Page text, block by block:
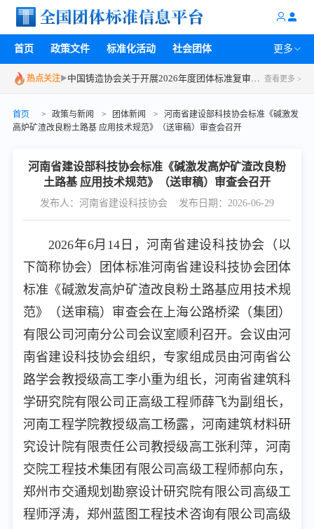
首页 政策文件 标准化活动 社会团体 更多
热点关注▶
关于召开2026年第一批团体标准立项评审会的通知
中国铸造协会关于开展2026年度团体标准复审工作的通知
湖南省信用管理协会关于召开第一次《商业特许经营企业信用评价规范》团体标准技术评审会的通知
中国汽车工程学会会议预告 | 关于召开汽车数据流通团体标准建设研讨会的通知
查看更多 >
首页 > 政策与新闻 > 团体新闻 >
河南省建设部科技协会标准《碱激发
高炉矿渣改良粉土路基 应用技术规范》（送审稿）审查会召开
河南省建设部科技协会标准《碱激发高炉矿渣改良粉
土路基 应用技术规范》（送审稿）审查会召开
发布人：河南省建设科技协会 发布日期：2026-06-29
2026年6月14日，河南省建设科技协会（以
下简称协会）团体标准河南省建设科技协会团体
标准《碱激发高炉矿渣改良粉土路基应用技术规
范》（送审稿）审查会在上海公路桥梁（集团）
有限公司河南分公司会议室顺利召开。会议由河
南省建设科技协会组织，专家组成员由河南省公
路学会教授级高工李小重为组长，河南省建筑科
学研究院有限公司正高级工程师薛飞为副组长，
河南工程学院教授级高工杨露，河南建筑材料研
究设计院有限责任公司教授级高工张利萍，河南
交院工程技术集团有限公司高级工程师郝向东，
郑州市交通规划勘察设计研究院有限公司高级工
程师浮涛，郑州蓝图工程技术咨询有限公司高级